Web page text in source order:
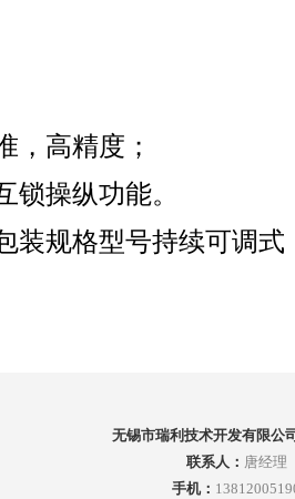
，高精度；
操纵功能。
装规格型号持续可调
无锡市瑞利技术开发有限公司
联系人： 唐经理
手机：